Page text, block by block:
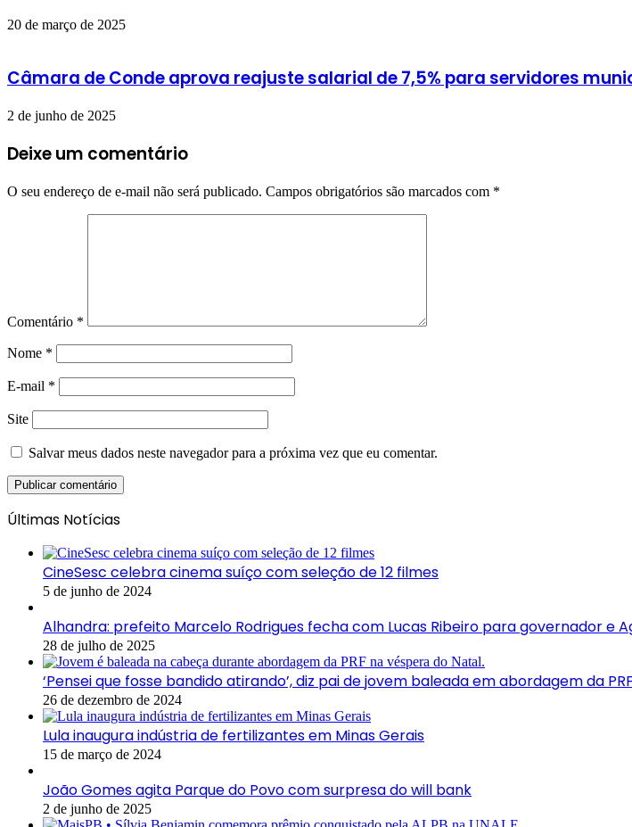
20 de março de 2025
Câmara de Conde aprova reajuste salarial de 7,5% para servidores
2 de junho de 2025
Deixe um comentário
O seu endereço de e-mail não será publicado. Campos obrigatórios são marcados com *
Comentário *
Nome *
E-mail *
Site
Salvar meus dados neste navegador para a próxima vez que eu comentar.
Últimas Notícias
CineSesc celebra cinema suíço com seleção de 12 filmes
5 de junho de 2024
Alhandra: prefeito Marcelo Rodrigues fecha com Lucas Ribeiro para governador e
28 de julho de 2025
‘Pensei que fosse bandido atirando’, diz pai de jovem baleada em abordagem da PRF
26 de dezembro de 2024
Lula inaugura indústria de fertilizantes em Minas Gerais
15 de março de 2024
João Gomes agita Parque do Povo com surpresa do will bank
2 de junho de 2025